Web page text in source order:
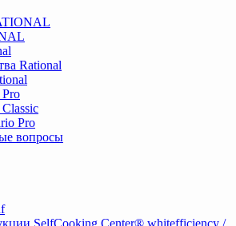
Rational
Pro
вопросы